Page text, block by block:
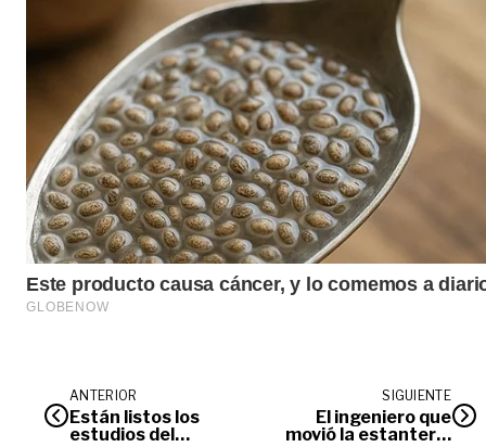
ANTERIOR
Están listos los
estudios del
SIGUIENTE
El ingeniero que
movió la estantería